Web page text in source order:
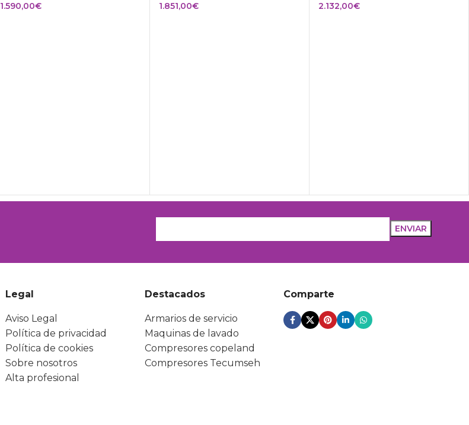
1.590,00€ 1.851,00€ 2.132,00€
Legal
Aviso Legal
Política de privacidad
Política de cookies
Sobre nosotros
Alta profesional
Destacados
Armarios de servicio
Maquinas de lavado
Compresores copeland
Compresores Tecumseh
Comparte